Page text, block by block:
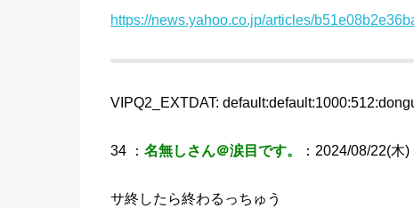
https://news.yahoo.co.jp/articles/
VIPQ2_EXTDAT:
34 ： 名無しさん＠涙目です。 ：2024/08/22(木
サ終したら終わるっちゅう